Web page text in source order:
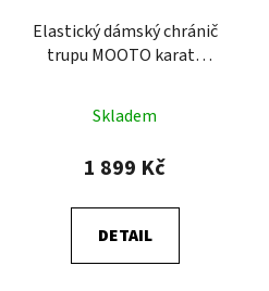
Elastický dámský chránič
trupu MOOTO karate
Skladem
1 899 Kč
DETAIL